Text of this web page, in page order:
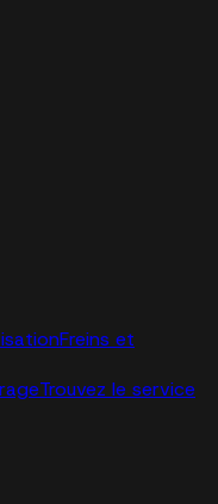
Freins et
Trouvez le service